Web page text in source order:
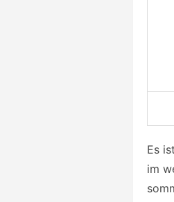
Es
im